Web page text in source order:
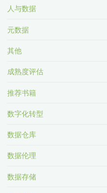
人与数据
元数据
其他
成熟度评估
推荐书籍
数字化转型
数据仓库
数据伦理
数据存储